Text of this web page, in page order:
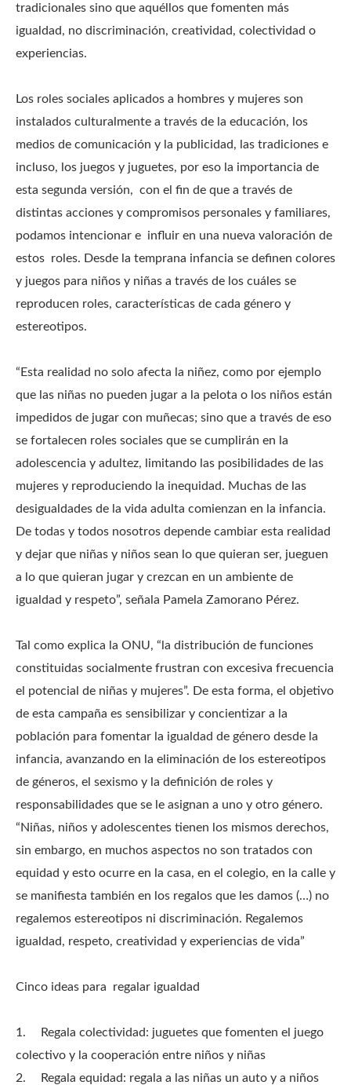
tradicionales sino que aquéllos que fomenten más
igualdad, no discriminación, creatividad, colectividad o
experiencias.
Los roles sociales aplicados a hombres y mujeres son
instalados culturalmente a través de la educación, los
medios de comunicación y la publicidad, las tradiciones e
incluso, los juegos y juguetes, por eso la importancia de
esta segunda versión, con el fin de que a través de
distintas acciones y compromisos personales y familiares,
podamos intencionar e influir en una nueva valoración de
estos roles. Desde la temprana infancia se definen colores
y juegos para niños y niñas a través de los cuáles se
reproducen roles, características de cada género y
estereotipos.
“Esta realidad no solo afecta la niñez, como por ejemplo
que las niñas no pueden jugar a la pelota o los niños están
impedidos de jugar con muñecas; sino que a través de eso
se fortalecen roles sociales que se cumplirán en la
adolescencia y adultez, limitando las posibilidades de las
mujeres y reproduciendo la inequidad. Muchas de las
desigualdades de la vida adulta comienzan en la infancia.
De todas y todos nosotros depende cambiar esta realidad
y dejar que niñas y niños sean lo que quieran ser, jueguen
a lo que quieran jugar y crezcan en un ambiente de
igualdad y respeto”, señala Pamela Zamorano Pérez.
Tal como explica la ONU, “la distribución de funciones
constituidas socialmente frustran con excesiva frecuencia
el potencial de niñas y mujeres”. De esta forma, el objetivo
de esta campaña es sensibilizar y concientizar a la
población para fomentar la igualdad de género desde la
infancia, avanzando en la eliminación de los estereotipos
de géneros, el sexismo y la definición de roles y
responsabilidades que se le asignan a uno y otro género.
“Niñas, niños y adolescentes tienen los mismos derechos,
sin embargo, en muchos aspectos no son tratados con
equidad y esto ocurre en la casa, en el colegio, en la calle y
se manifiesta también en los regalos que les damos (…) no
regalemos estereotipos ni discriminación. Regalemos
igualdad, respeto, creatividad y experiencias de vida”
Cinco ideas para regalar igualdad
1.
Regala colectividad: juguetes que fomenten el juego
colectivo y la cooperación entre niños y niñas
2.
Regala equidad: regala a las niñas un auto y a niños